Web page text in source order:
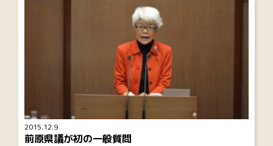
2015.12.9
前原県議が初の一般質問